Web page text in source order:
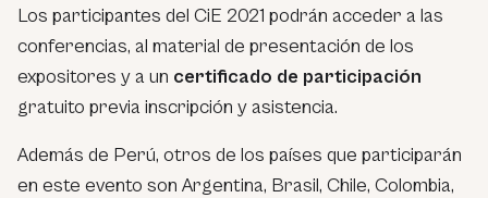
Los participantes del CiE 2021 podrán acceder a las
conferencias, al material de presentación de los
expositores y a un certificado de participación
gratuito previa inscripción y asistencia.
Además de Perú, otros de los países que participarán
en este evento son Argentina, Brasil, Chile, Colombia,